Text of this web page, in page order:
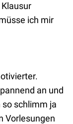
ich mir
an und
so schlimm ja
Vorlesungen